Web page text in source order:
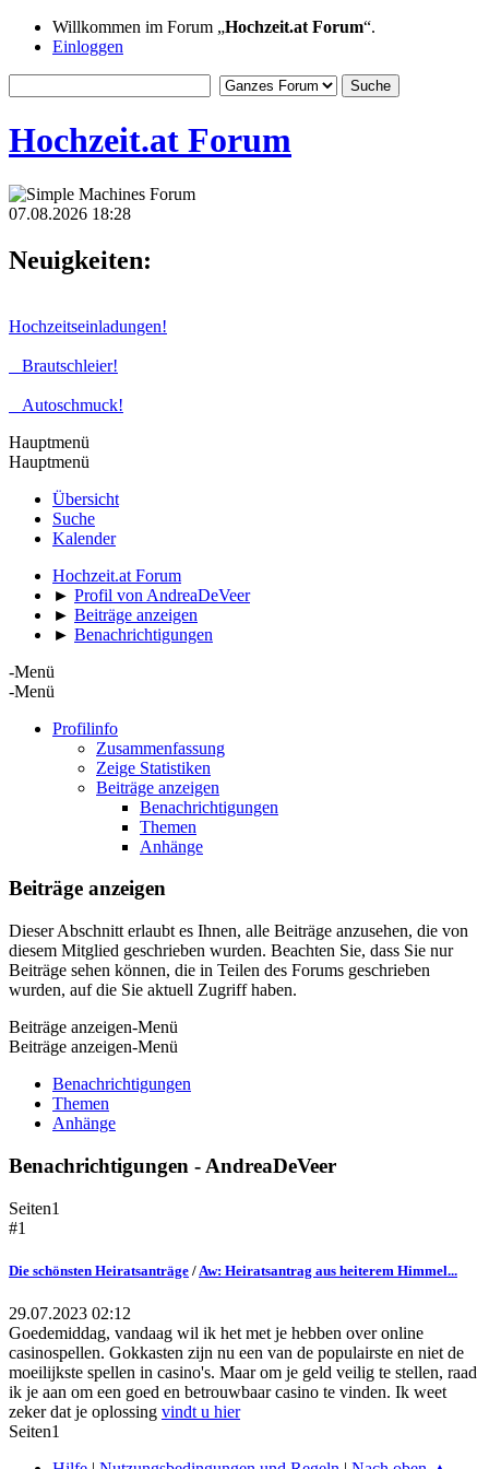
Willkommen im Forum „Hochzeit.at Forum“.
Einloggen
Hochzeit.at Forum
07.08.2026 18:28
Neuigkeiten:
Hochzeitseinladungen!
Brautschleier!
Autoschmuck!
Hauptmenü
Hauptmenü
Übersicht
Suche
Kalender
Hochzeit.at Forum
► Profil von AndreaDeVeer
► Beiträge anzeigen
► Benachrichtigungen
-Menü
-Menü
Profilinfo
Zusammenfassung
Zeige Statistiken
Beiträge anzeigen
Benachrichtigungen
Themen
Anhänge
Beiträge anzeigen
Dieser Abschnitt erlaubt es Ihnen, alle Beiträge anzusehen, die von
diesem Mitglied geschrieben wurden. Beachten Sie, dass Sie nur
Beiträge sehen können, die in Teilen des Forums geschrieben
wurden, auf die Sie aktuell Zugriff haben.
Beiträge anzeigen-Menü
Beiträge anzeigen-Menü
Benachrichtigungen
Themen
Anhänge
Benachrichtigungen - AndreaDeVeer
Seiten1
#1
Die schönsten Heiratsanträge / Aw: Heiratsantrag aus heiterem Himmel...
29.07.2023 02:12
Goedemiddag, vandaag wil ik het met je hebben over online
casinospellen. Gokkasten zijn nu een van de populairste en niet de
moeilijkste spellen in casino's. Maar om je geld veilig te stellen, raad
ik je aan om een goed en betrouwbaar casino te vinden. Ik weet
zeker dat je oplossing vindt u hier
Seiten1